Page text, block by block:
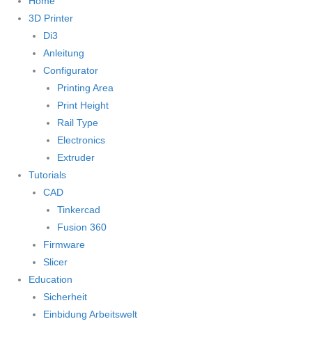
3D Printer
Di3
Anleitung
Configurator
Printing Area
Print Height
Rail Type
Electronics
Extruder
Tutorials
CAD
Tinkercad
Fusion 360
Firmware
Slicer
Education
Sicherheit
Einbidung Arbeitswelt